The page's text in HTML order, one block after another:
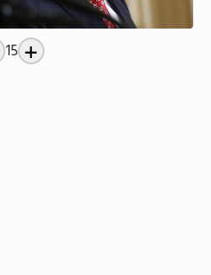
+
15